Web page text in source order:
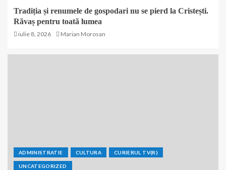
Tradiția și renumele de gospodari nu se pierd la Cristești.
Răvaș pentru toată lumea
iulie 8, 2026 Marian Morosan
ADMINISTRATIE CULTURA CURIERUL TV(R)
UNCATEGORIZED